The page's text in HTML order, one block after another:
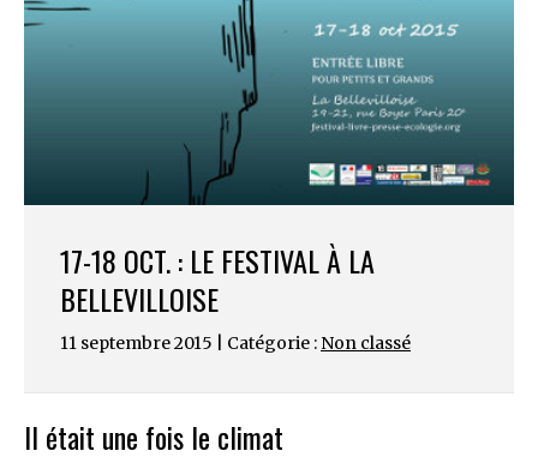
17-18 OCT. : LE FESTIVAL À LA
BELLEVILLOISE
11 septembre 2015 | Catégorie : Non classé
Il était une fois le climat